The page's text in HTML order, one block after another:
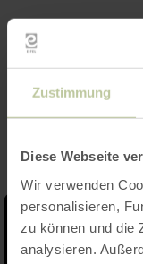
Zustimmung
Diese Webseite
Wir verwenden
personalisieren,
zu können und die
analysieren.